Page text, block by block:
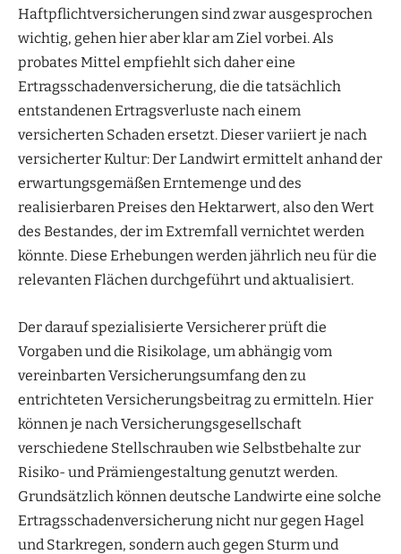
Haftpflichtversicherungen sind zwar ausgesprochen
wichtig, gehen hier aber klar am Ziel vorbei. Als
probates Mittel empfiehlt sich daher eine
Ertragsschadenversicherung, die die tatsächlich
entstandenen Ertragsverluste nach einem
versicherten Schaden ersetzt. Dieser variiert je nach
versicherter Kultur: Der Landwirt ermittelt anhand der
erwartungsgemäßen Erntemenge und des
realisierbaren Preises den Hektarwert, also den Wert
des Bestandes, der im Extremfall vernichtet werden
könnte. Diese Erhebungen werden jährlich neu für die
relevanten Flächen durchgeführt und aktualisiert.
Der darauf spezialisierte Versicherer prüft die
Vorgaben und die Risikolage, um abhängig vom
vereinbarten Versicherungsumfang den zu
entrichteten Versicherungsbeitrag zu ermitteln. Hier
können je nach Versicherungsgesellschaft
verschiedene Stellschrauben wie Selbstbehalte zur
Risiko- und Prämiengestaltung genutzt werden.
Grundsätzlich können deutsche Landwirte eine solche
Ertragsschadenversicherung nicht nur gegen Hagel
und Starkregen, sondern auch gegen Sturm und